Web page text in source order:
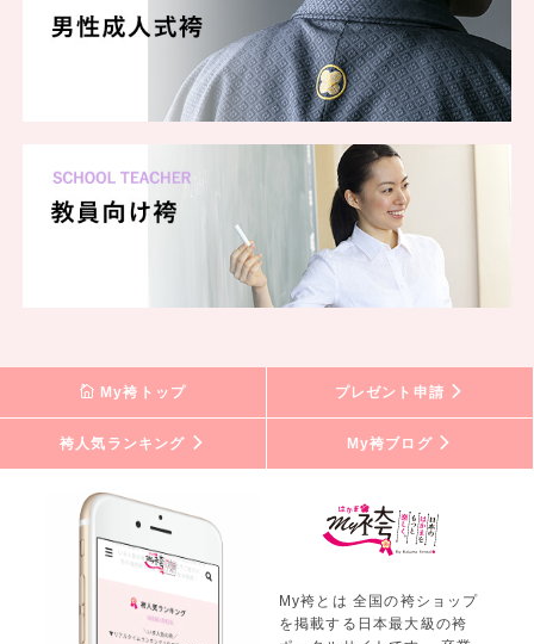
My袴トップ プレゼント申請
袴人気ランキング My袴ブログ
My袴とは 全国の袴ショップ
を掲載する日本最大級の袴